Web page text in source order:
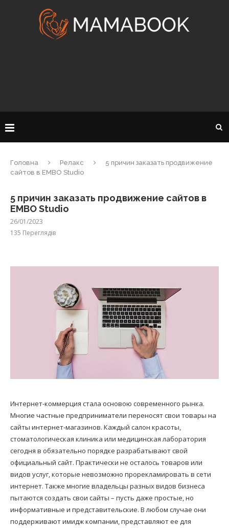
Головна Релакс
5 причин заказать продвижение
сайтов в EMBO Studio
5 причин заказать продвижение сайтов в
EMBO Studio
26/01/2023
135 Переглядів
Интернет-коммерция стала основою современного рынка.
Многие частные предприниматели переносят свои товары на
сайты интернет-магазинов. Каждый салон красоты,
стоматологическая клиника или медицинская лаборатория
сегодня в обязательно порядке разрабатывают свой
официальный сайт. Практически не осталось товаров или
видов услуг, которые невозможно прорекламировать в сети
интернет. Также многие владельцы разных видов бизнеса
пытаются создать свои сайты – пусть даже простые, но
информативные и представительские. В любом случае они
поддерживают имидж компании, представляют ее для